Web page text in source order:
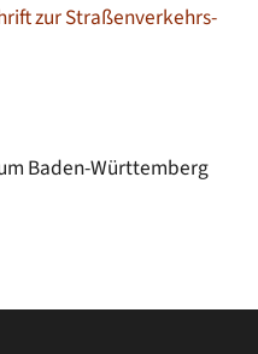
zur Straßenverkehrs-
Baden-Württemberg